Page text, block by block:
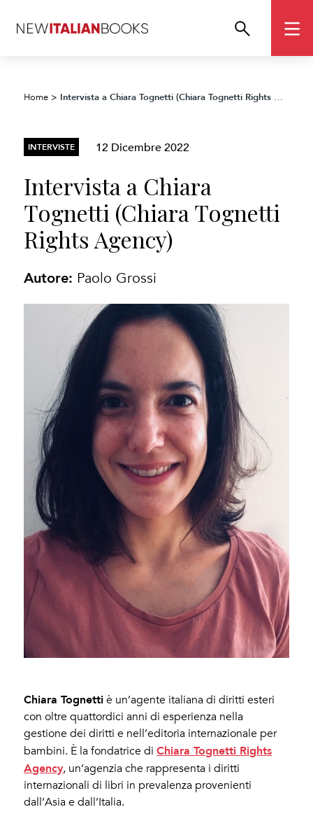
Home > Intervista a Chiara Tognetti (Chiara Tognetti Rights Agency)
INTERVISTE 12 Dicembre 2022
Intervista a Chiara
Tognetti (Chiara Tognetti
Rights Agency)
Autore: Paolo Grossi
Chiara Tognetti è un’agente italiana di diritti esteri
con oltre quattordici anni di esperienza nella
gestione dei diritti e nell’editoria internazionale per
bambini. È la fondatrice diChiara Tognetti Rights
Agency, un’agenzia che rappresenta i diritti
internazionali di libri in prevalenza provenienti
dall’Asia e dall’Italia.